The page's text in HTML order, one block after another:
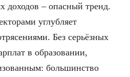
доходов – опасный тренд.
углубляет
Без серьёзных
в образовании,
большинство